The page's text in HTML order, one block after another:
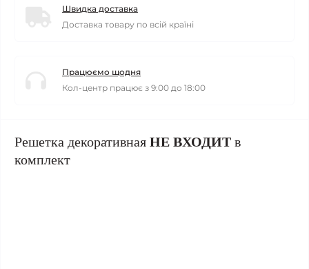
Швидка доставка
Доставка товару по всій країні
Працюємо щодня
Кол-центр працює з 9:00 до 18:00
Решетка декоративная НЕ ВХОДИТ в
комплект